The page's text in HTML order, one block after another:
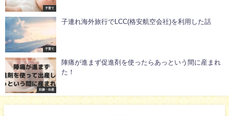
子育て
子育て
子連れ海外旅行でLCC(格安航空会社)を利用した話
妊娠・出産
陣痛が進まず促進剤を使ったらあっという間に産まれ
た！